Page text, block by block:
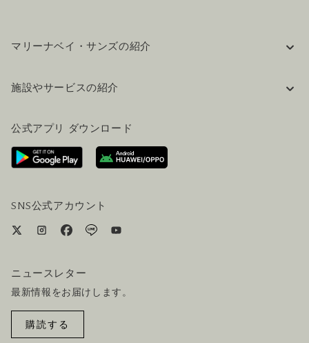
マリーナベイ・サンズの紹介
採用情報
お問い合わせ
施設やサービスの紹介
ご来場にあたって
ホテルへのアクセス
ビジター向けサービス
公式アプリ ダウンロード
SNS公式アカウント
ニュースレター
最新情報をお届けします。
購読する